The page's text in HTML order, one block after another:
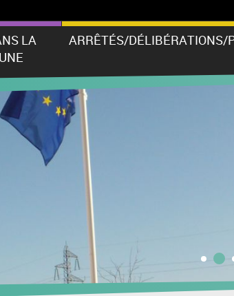
LA
ARRÊTÉS/DÉLIBÉRATIONS/